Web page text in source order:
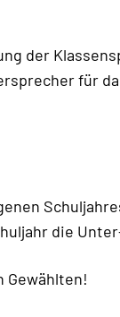
der
für
die
Gewählten!